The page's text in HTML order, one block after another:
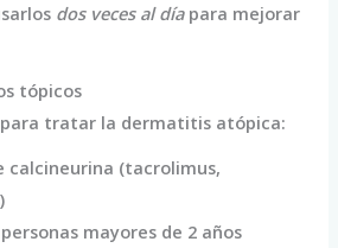
dos veces al díapara mejorar
tópicos
tratar la dermatitis atópica:
calcineurina (tacrolimus,
mayores de 2 años